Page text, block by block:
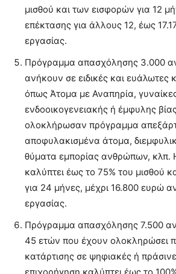
μισθού και των εισφορών για 12
επέκτασης για άλλους 12, έως
εργασίας.
Πρόγραμμα απασχόλησης 3.000
ανήκουν σε ειδικές και ευάλωτες
όπως Άτομα με Αναπηρία,
ενδοοικογενειακής ή έμφυλης
ολοκλήρωσαν πρόγραμμα
αποφυλακισμένα άτομα,
θύματα εμπορίας ανθρώπων, κλπ.
καλύπτει έως το 75% του μισθού
για 24 μήνες, μέχρι 16.800 ευρώ
εργασίας.
Πρόγραμμα απασχόλησης 7.500
45 ετών που έχουν ολοκληρώσει
κατάρτισης σε ψηφιακές ή